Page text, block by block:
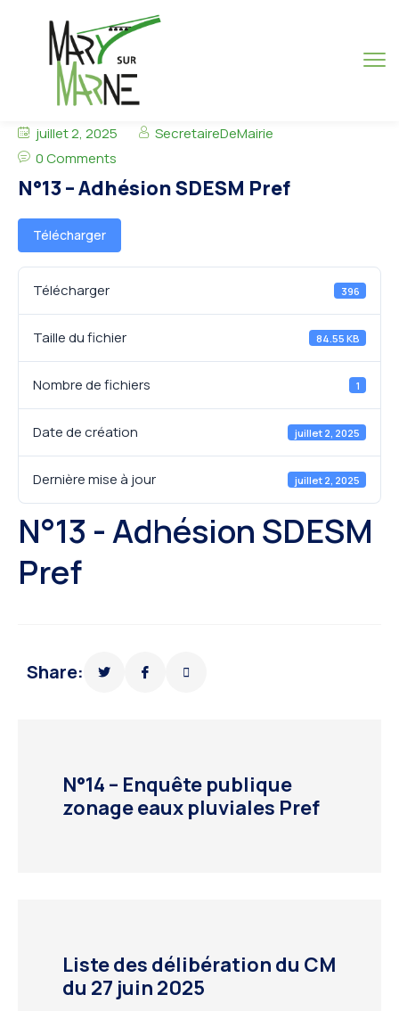
juillet 2, 2025
SecretaireDeMairie
0 Comments
N°13 – Adhésion SDESM Pref
Télécharger
Télécharger 396
Taille du fichier 84.55 KB
Nombre de fichiers 1
Date de création juillet 2, 2025
Dernière mise à jour juillet 2, 2025
N°13 - Adhésion SDESM
Pref
Share:
N°14 – Enquête publique
zonage eaux pluviales Pref
Liste des délibération du CM
du 27 juin 2025